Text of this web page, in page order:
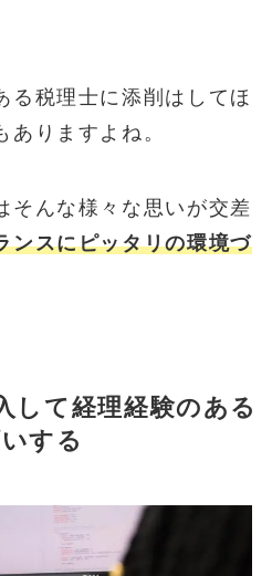
る税理士に添削はしてほ
ありますよね。
そんな様々な思いが交差
ンスにピッタリの環境づ
して経理経験のある
する